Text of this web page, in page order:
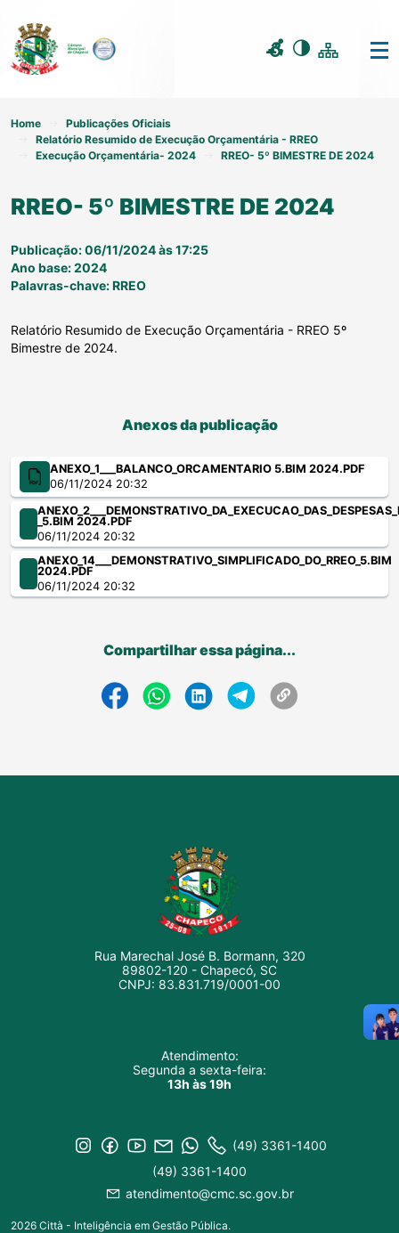
Home
Publicações Oficiais
Relatório Resumido de Execução Orçamentária - RREO
Execução Orçamentária- 2024
RREO- 5º BIMESTRE DE 2024
RREO- 5º BIMESTRE DE 2024
Publicação: 06/11/2024 às 17:25
Ano base: 2024
Palavras-chave: RREO
Relatório Resumido de Execução Orçamentária - RREO 5º
Bimestre de 2024.
Anexos da publicação
ANEXO_1___BALANCO_ORCAMENTARIO 5.BIM 2024.PDF
06/11/2024 20:32
_5.BIM 2024.PDF
06/11/2024 20:32
ANEXO_14___DEMONSTRATIVO_SIMPLIFICADO_DO_RREO_5.BIM
2024.PDF
06/11/2024 20:32
Compartilhar essa página...
Rua Marechal José B. Bormann, 320
89802-120 - Chapecó, SC
CNPJ: 83.831.719/0001-00
Atendimento:
Segunda a sexta-feira:
13h às 19h
(49) 3361-1400
(49) 3361-1400
atendimento@cmc.sc.gov.br
2026 Città - Inteligência em Gestão Pública.